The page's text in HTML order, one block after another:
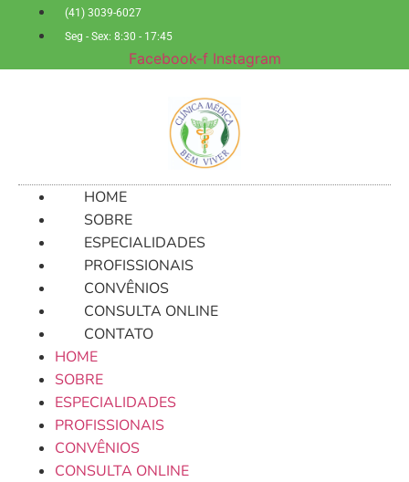
(41) 3039-6027
Seg - Sex: 8:30 - 17:45
Facebook-f Instagram
HOME
SOBRE
ESPECIALIDADES
PROFISSIONAIS
CONVÊNIOS
CONSULTA ONLINE
CONTATO
HOME
SOBRE
ESPECIALIDADES
PROFISSIONAIS
CONVÊNIOS
CONSULTA ONLINE